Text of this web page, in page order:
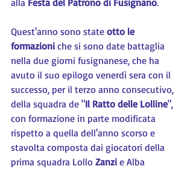
Quest'anno sono state otto le
formazioni che si sono date battaglia
nella due giorni fusignanese, che ha
avuto il suo epilogo venerdì sera con il
successo, per il terzo anno consecutivo,
della squadra de "Il Ratto delle Lolline",
con formazione in parte modificata
rispetto a quella dell'anno scorso e
stavolta composta dai giocatori della
prima squadra Lollo Zanzi e Alba